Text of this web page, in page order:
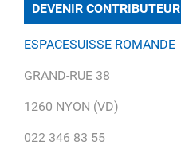
DEVENIR CONTRIBUTEUR
ESPACESUISSE ROMANDE
GRAND-RUE 38
1260 NYON (VD)
022 346 83 55